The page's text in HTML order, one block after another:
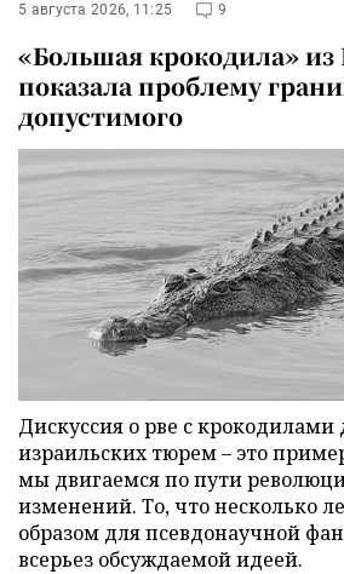
5 августа 2026, 11:25 9
«Большая крокодила» из
показала проблему
допустимого
Дискуссия о рве с крокодилами
израильских тюрем – это
мы двигаемся по пути
изменений. То, что несколько
образом для псевдонаучной
всерьез обсуждаемой идеей.